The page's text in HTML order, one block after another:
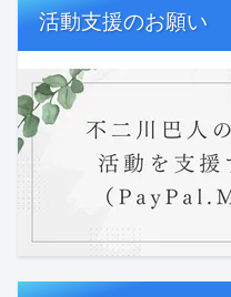
活動支援のお願い